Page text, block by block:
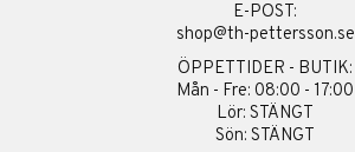
E-POST:
shop@th-pettersson.se
ÖPPETTIDER - BUTIK:
Mån - Fre: 08:00 - 17:00
Lör: STÄNGT
Sön: STÄNGT